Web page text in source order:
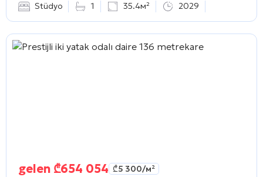
Stüdyo 1 35.4м² 2029
gelen ₾654 054 ₾5 300/м²